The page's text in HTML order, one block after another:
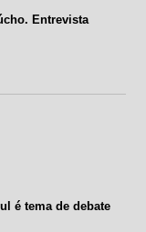
Entrevista
é tema de debate